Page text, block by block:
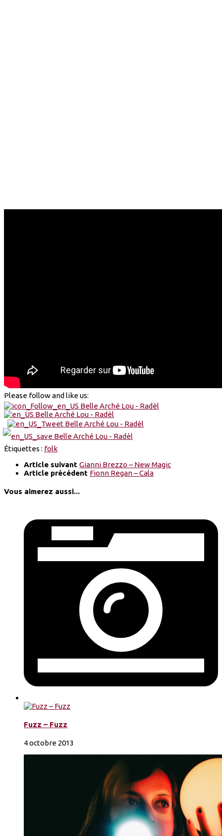
Please follow and like us:
Étiquettes : folk
Article suivant Gianni Brezzo – New Magic
Article précédent Fionn Regan – Cala
Vous aimerez aussi...
Fuzz – Fuzz
4 octobre 2013